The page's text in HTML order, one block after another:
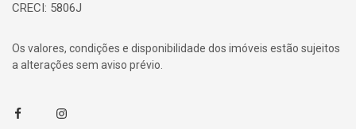
CRECI: 5806J
Os valores, condições e disponibilidade dos imóveis estão sujeitos
a alterações sem aviso prévio.
FacebookInstagram